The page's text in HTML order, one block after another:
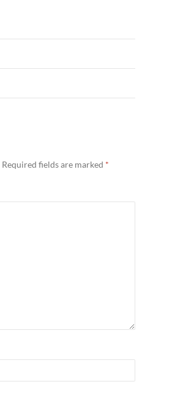
Required fields are marked *